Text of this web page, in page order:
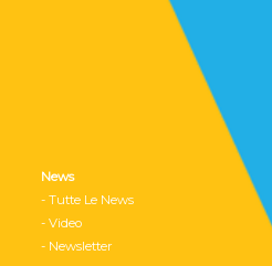
News
- Tutte Le News
- Video
- Newsletter